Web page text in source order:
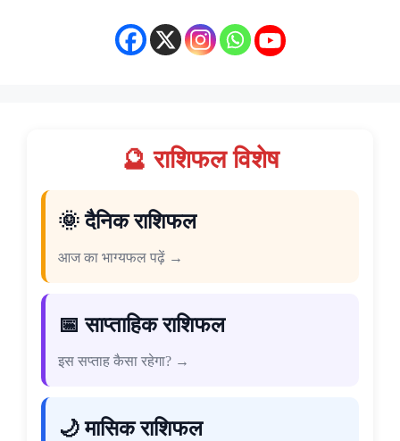
🔮 राशिफल विशेष
🌞 दैनिक राशिफल
आज का भाग्यफल पढ़ें →
📅 साप्ताहिक राशिफल
इस सप्ताह कैसा रहेगा? →
🌙 मासिक राशिफल